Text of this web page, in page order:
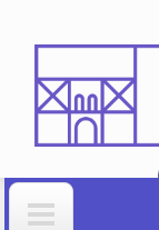
VOSTEDE